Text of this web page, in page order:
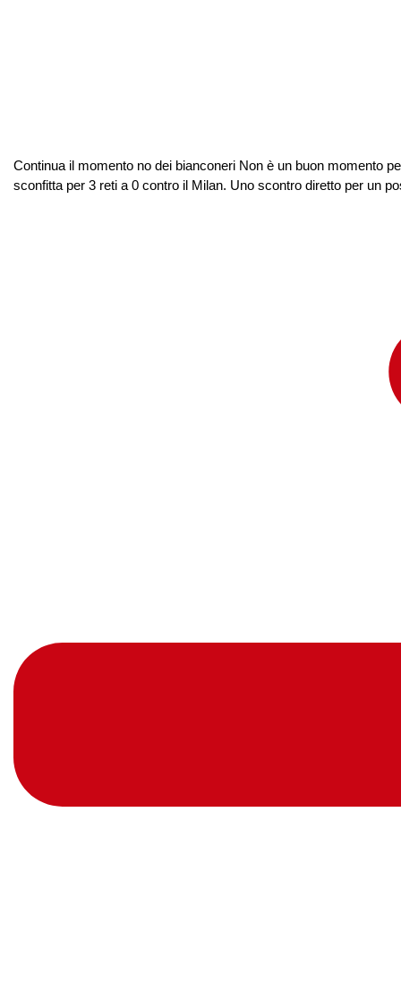
Continua il momento no dei bianconeri Non è un buon momento
sconfitta per 3 reti a 0 contro il Milan. Uno scontro diretto per un